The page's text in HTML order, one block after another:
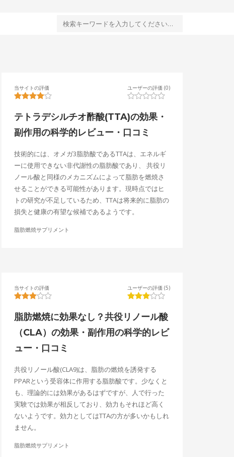
当サイトの評価 ユーザーの評価 (0)
テトラデシルチオ酢酸(TTA)の効果・
副作用の科学的レビュー・口コミ
技術的には、オメガ3脂肪酸であるTTAは、エネルギ
ーに使用できない非代謝性の脂肪酸であり、 共役リ
ノール酸と同様のメカニズムによって脂肪を燃焼さ
せることができる可能性があります。現時点ではヒ
トの研究が不足しているため、TTAは将来的に脂肪の
損失と健康の有望な候補であるようです。
脂肪燃焼サプリメント
当サイトの評価 ユーザーの評価 (5)
脂肪燃焼に効果なし？共役リノール酸
（CLA）の効果・副作用の科学的レビ
ュー・口コミ
共役リノール酸(CLA9)は、脂肪の燃焼を誘発する
PPARという受容体に作用する脂肪酸です。少なくと
も、理論的には効果があるはずですが、人で行った
実験では効果が相反しており、効力もそれほど高く
ないようです。効力としてはTTAの方が多いかもしれ
ません。
脂肪燃焼サプリメント